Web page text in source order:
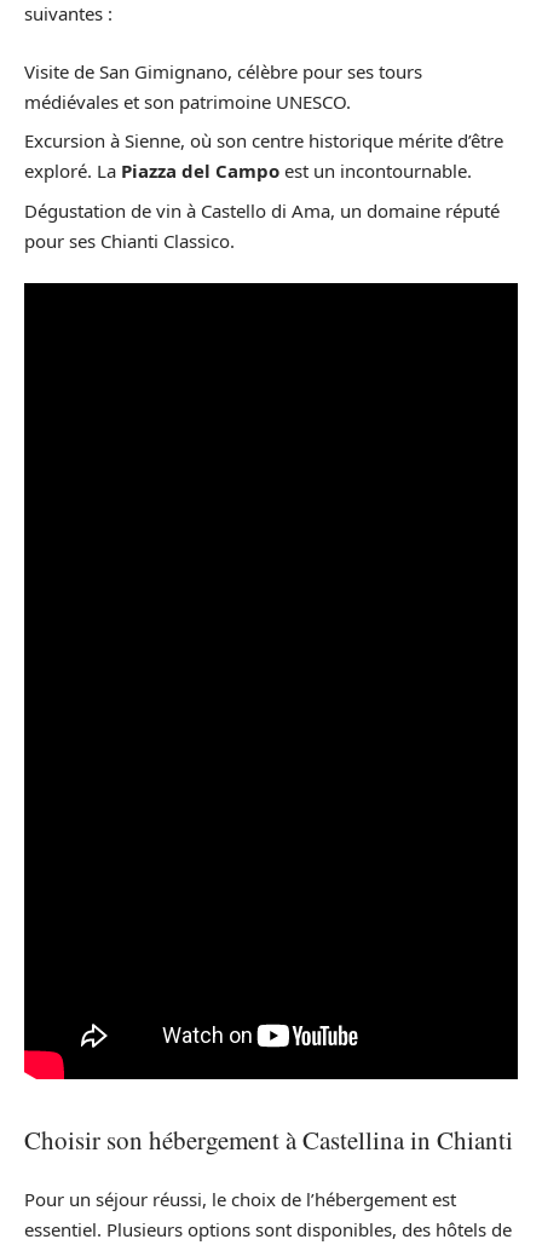
suivantes :
Visite de San Gimignano, célèbre pour ses tours
médiévales et son patrimoine UNESCO.
Excursion à Sienne, où son centre historique mérite d’être
exploré. La Piazza del Campo est un incontournable.
Dégustation de vin à Castello di Ama, un domaine réputé
pour ses Chianti Classico.
Choisir son hébergement à Castellina in Chianti
Pour un séjour réussi, le choix de l’hébergement est
essentiel. Plusieurs options sont disponibles, des hôtels de